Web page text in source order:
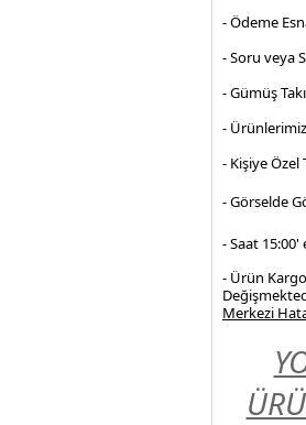
- Ödeme
- Soru veya
- Gümüş
-
- Kişiye Özel
- Görselde
- Saat 15:00'
- Ürün
Merkezi